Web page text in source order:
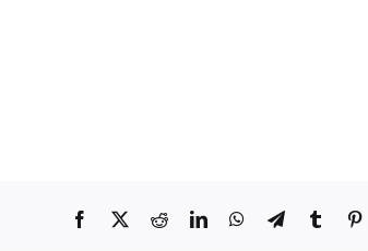
Facebook
X RedditLinkedInWhatsApp
TelegramTumblr